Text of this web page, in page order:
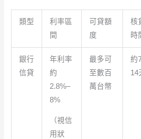
類型
利率區
間
可貸額
度
核
時
銀行
信貸
年利率
約
2.8%–
8%
（視信
用狀
最多可
至數百
萬台幣
約
14